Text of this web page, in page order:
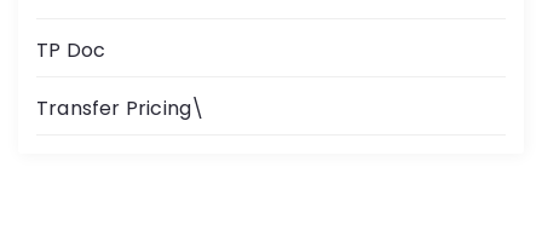
TP Doc
Transfer Pricing\